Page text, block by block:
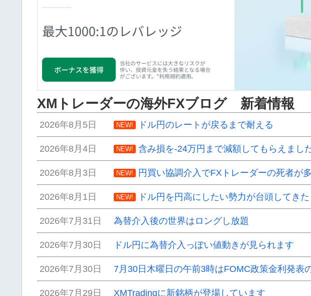
XMトレーダーの海外FXブログ 新着情報
2026年8月5日 NEW! ドル円のレートが戻るまで耐える
2026年8月4日 NEW! 含み損を-24万円まで減額してもらえまし
2026年8月3日 NEW! 円買い協調介入でFXトレーダーの死者が
2026年8月1日 NEW! ドル円を円高にしたい勢力が台頭してきた
2026年7月31日 為替介入後の世界はロングし放題
2026年7月30日 ドル円に為替介入っぽい値動きが見られます
2026年7月30日 7月30日木曜日の午前3時はFOMC政策金利発表
2026年7月29日 XMTradingに新銘柄が登場しています